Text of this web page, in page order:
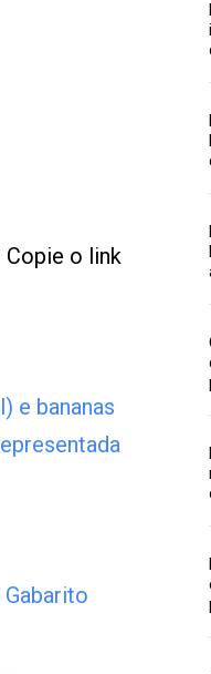
Copie o link
e bananas